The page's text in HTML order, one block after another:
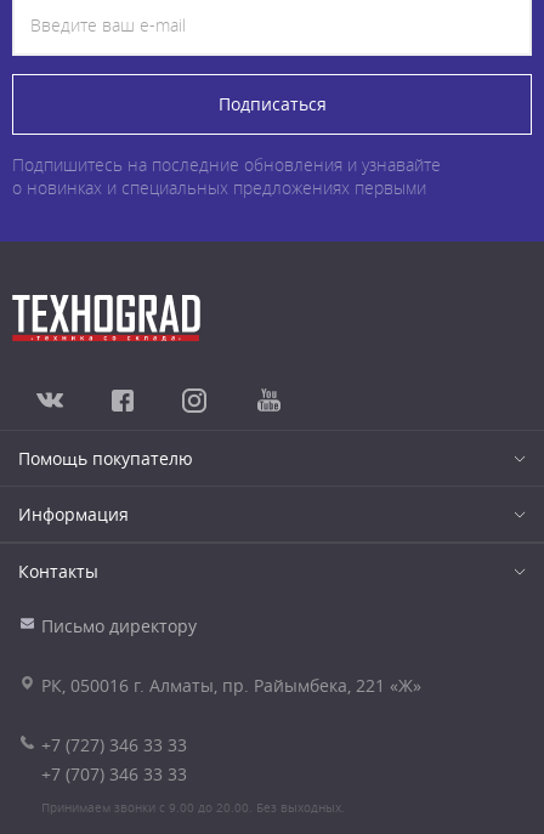
Подписаться
Подпишитесь на последние обновления и узнавайте
о новинках и специальных предложениях первыми
Помощь покупателю
Информация
Контакты
Письмо директору
РК, 050016 г. Алматы, пр. Райымбека, 221 «Ж»
+7 (727) 346 33 33
+7 (707) 346 33 33
Принимаем звонки с 9.00 до 20.00. Без выходных.